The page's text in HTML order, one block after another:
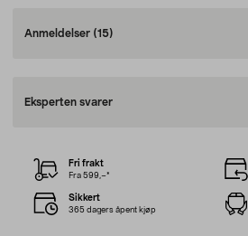
Anmeldelser (15)
Eksperten svarer
Fri frakt
Fra 599,–*
Sikkert
365 dagers åpent kjøp